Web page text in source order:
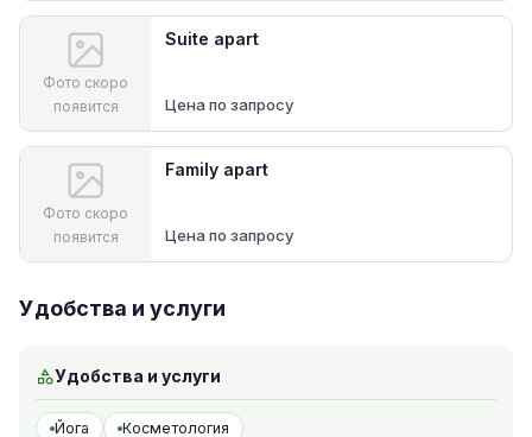
Фото скоро
появится
Suite apart
Цена по запросу
Фото скоро
появится
Family apart
Цена по запросу
Удобства и услуги
Удобства и услуги
Йога Косметология